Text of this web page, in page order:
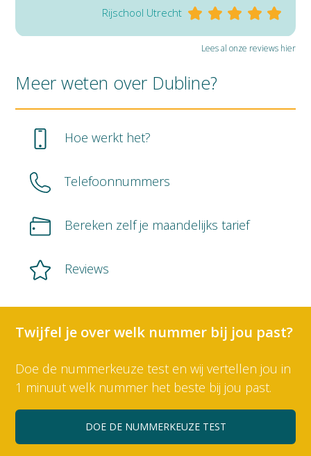
Rijschool Utrecht
Lees al onze reviews hier
Meer weten over Dubline?
Hoe werkt het?
Telefoonnummers
Bereken zelf je maandelijks tarief
Reviews
Twijfel je over welk nummer bij jou past?
Doe de nummerkeuze test en wij vertellen jou in
1 minuut welk nummer het beste bij jou past.
DOE DE NUMMERKEUZE TEST